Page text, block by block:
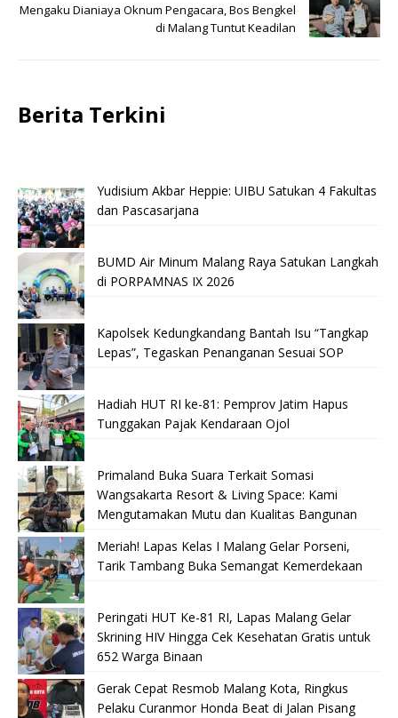
Mengaku Dianiaya Oknum Pengacara, Bos Bengkel
di Malang Tuntut Keadilan
Berita Terkini
Yudisium Akbar Heppie: UIBU Satukan 4 Fakultas
dan Pascasarjana
BUMD Air Minum Malang Raya Satukan Langkah
di PORPAMNAS IX 2026
Kapolsek Kedungkandang Bantah Isu “Tangkap
Lepas”, Tegaskan Penanganan Sesuai SOP
Hadiah HUT RI ke-81: Pemprov Jatim Hapus
Tunggakan Pajak Kendaraan Ojol
Primaland Buka Suara Terkait Somasi
Wangsakarta Resort & Living Space: Kami
Mengutamakan Mutu dan Kualitas Bangunan
Meriah! Lapas Kelas I Malang Gelar Porseni,
Tarik Tambang Buka Semangat Kemerdekaan
Peringati HUT Ke-81 RI, Lapas Malang Gelar
Skrining HIV Hingga Cek Kesehatan Gratis untuk
652 Warga Binaan
Gerak Cepat Resmob Malang Kota, Ringkus
Pelaku Curanmor Honda Beat di Jalan Pisang